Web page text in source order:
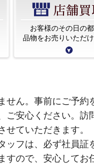
お客様のその日の
品物をお売りいただけ
せん。事前にご予約
ご安心ください。
せていただきます。
ッフは、必ず社員
すので、安心してお